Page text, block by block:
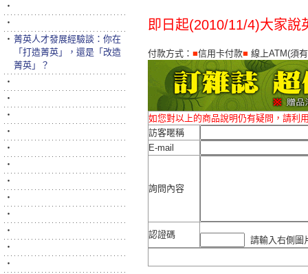
即日起(2010/11/4)大家
付款方式： ■信用卡付款■ 線上ATM(須
如您對以上的商品說明仍有疑問，請利
訪客暱稱
E-mail
詢問內容
認證碼
請輸入右側
‧
‧
‧ 菁英人才發展經驗談：你在
「打造菁英」，還是「改造
菁英」？
‧
‧
‧
‧
‧
‧
‧
‧
‧
‧
‧
‧